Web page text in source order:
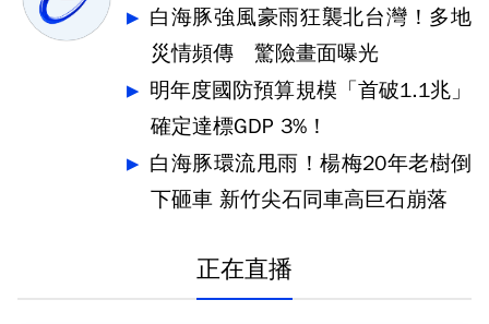
白海豚強風豪雨狂襲北台灣！多地
災情頻傳 驚險畫面曝光
明年度國防預算規模「首破1.1兆」
確定達標GDP 3%！
白海豚環流甩雨！楊梅20年老樹倒
下砸車 新竹尖石同車高巨石崩落
正在直播